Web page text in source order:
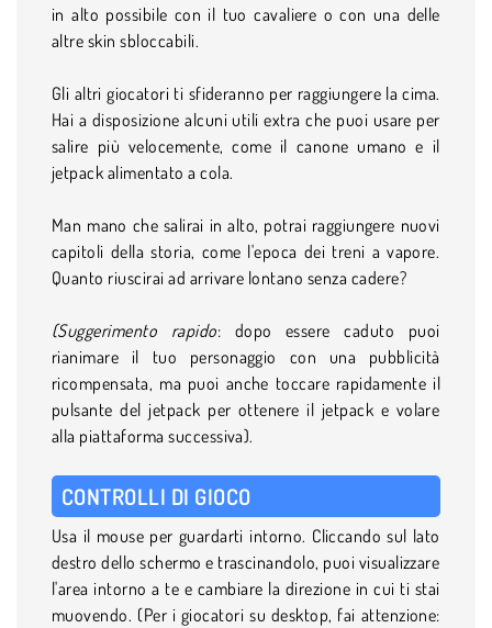
in alto possibile con il tuo cavaliere o con una delle
altre skin sbloccabili.
Gli altri giocatori ti sfideranno per raggiungere la cima.
Hai a disposizione alcuni utili extra che puoi usare per
salire più velocemente, come il canone umano e il
jetpack alimentato a cola.
Man mano che salirai in alto, potrai raggiungere nuovi
capitoli della storia, come l'epoca dei treni a vapore.
Quanto riuscirai ad arrivare lontano senza cadere?
(Suggerimento rapido: dopo essere caduto puoi
rianimare il tuo personaggio con una pubblicità
ricompensata, ma puoi anche toccare rapidamente il
pulsante del jetpack per ottenere il jetpack e volare
alla piattaforma successiva).
CONTROLLI DI GIOCO
Usa il mouse per guardarti intorno. Cliccando sul lato
destro dello schermo e trascinandolo, puoi visualizzare
l'area intorno a te e cambiare la direzione in cui ti stai
muovendo. (Per i giocatori su desktop, fai attenzione: